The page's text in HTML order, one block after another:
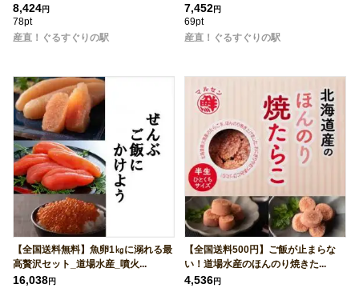
8,424円
78pt
産直！ぐるすぐりの駅
7,452円
69pt
産直！ぐるすぐりの駅
【全国送料無料】魚卵1㎏に溺れる最
高贅沢セット_道場水産_噴火...
16,038円
【全国送料500円】ご飯が止まらな
い！道場水産のほんのり焼きた...
4,536円